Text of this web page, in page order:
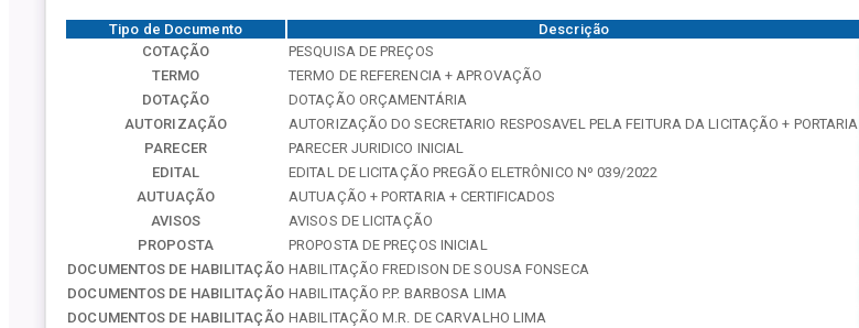
Tipo de Documento Descrição
COTAÇÃO
PESQUISA DE PREÇOS
TERMO
TERMO DE REFERENCIA + APROVAÇÃO
DOTAÇÃO
DOTAÇÃO ORÇAMENTÁRIA
AUTORIZAÇÃO
AUTORIZAÇÃO DO SECRETARIO RESPOSAVEL PELA FEITURA DA LICITAÇÃO + PORTARIA
PARECER
PARECER JURIDICO INICIAL
EDITAL
EDITAL DE LICITAÇÃO PREGÃO ELETRÔNICO Nº 039/2022
AUTUAÇÃO
AUTUAÇÃO + PORTARIA + CERTIFICADOS
AVISOS
AVISOS DE LICITAÇÃO
PROPOSTA
PROPOSTA DE PREÇOS INICIAL
DOCUMENTOS DE HABILITAÇÃO HABILITAÇÃO FREDISON DE SOUSA FONSECA
DOCUMENTOS DE HABILITAÇÃO HABILITAÇÃO P.P. BARBOSA LIMA
DOCUMENTOS DE HABILITAÇÃO HABILITAÇÃO M.R. DE CARVALHO LIMA